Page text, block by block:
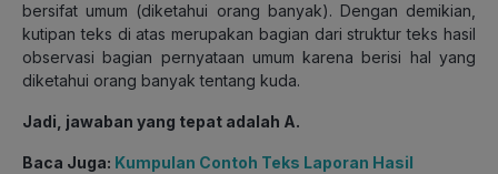
bersifat umum (diketahui orang banyak). Dengan demikian,
kutipan teks di atas merupakan bagian dari struktur teks hasil
observasi bagian pernyataan umum karena berisi hal yang
diketahui orang banyak tentang kuda.
Jadi, jawaban yang tepat adalah A.
Baca Juga: Kumpulan Contoh Teks Laporan Hasil